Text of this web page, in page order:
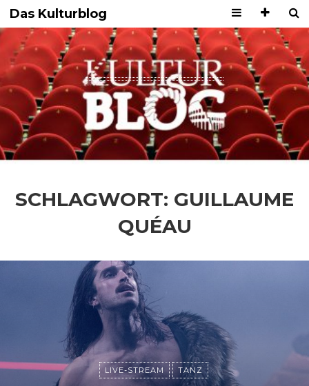
Das Kulturblog
SCHLAGWORT: GUILLAUME
QUÉAU
LIVE-STREAM TANZ